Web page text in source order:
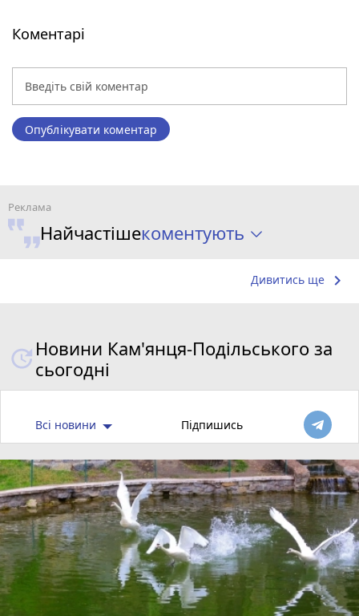
Коментарі
Опублікувати коментар
Найчастішекоментують
Дивитись ще keyboard_arrow_right
Новини Кам'янця-Подільського за
сьогодні
Всі новини Підпишись